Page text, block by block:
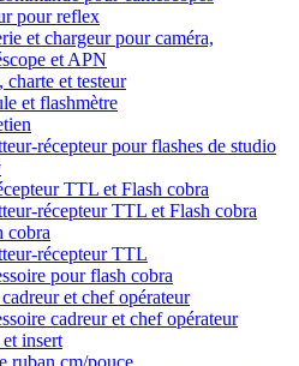
pour reflex
et chargeur pour caméra,
et APN
charte et testeur
et flashmètre
récepteur pour flashes de studio
TTL et Flash cobra
récepteur TTL et Flash cobra
cobra
récepteur TTL
pour flash cobra
et chef opérateur
cadreur et chef opérateur
insert
ruban cm/pouce